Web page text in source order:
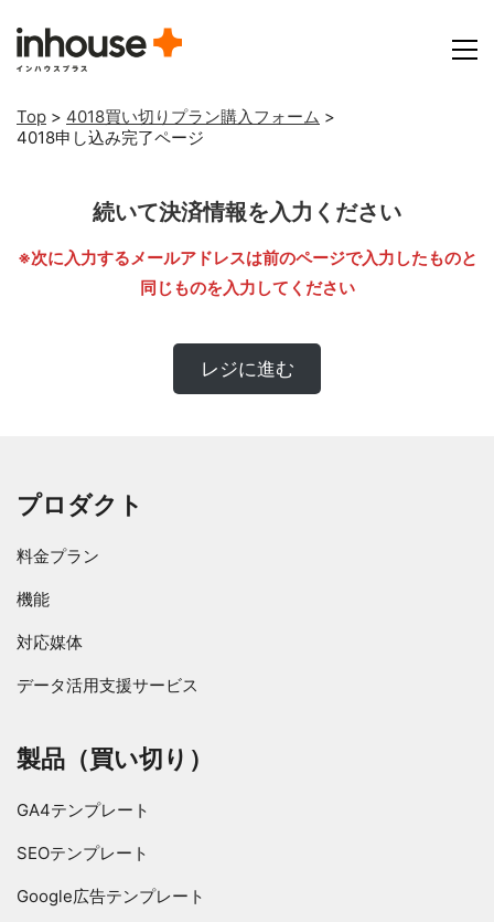
Top > 4018買い切りプラン購入フォーム >
4018申し込み完了ページ
続いて決済情報を入力ください
※次に入力するメールアドレスは前のページで入力したものと
同じものを入力してください
レジに進む
プロダクト
料金プラン
機能
対応媒体
データ活用支援サービス
製品（買い切り）
GA4テンプレート
SEOテンプレート
Google広告テンプレート